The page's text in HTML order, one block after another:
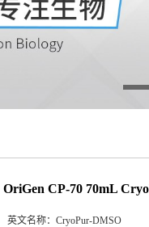
OriGen CP-70 70mL
英文名称： CryoPur-DMSO